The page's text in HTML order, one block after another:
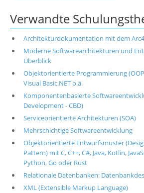
Verwandte
Architekturdokumentation mit dem
Moderne Softwarearchitekturen und
Überblick
Objektorientierte Programmierung
Visual Basic.NET o.ä.
Komponentenbasierte
Development - CBD)
Serviceorientierte Architekturen (SOA)
Mehrschichtige Softwareentwicklung
Objektorientierte Entwurfsmuster
Pattern) mit C, C++, C#, Java, Kotlin,
Python, Go oder Rust
Relationale Datenbanken:
XML (Extensible Markup Language)